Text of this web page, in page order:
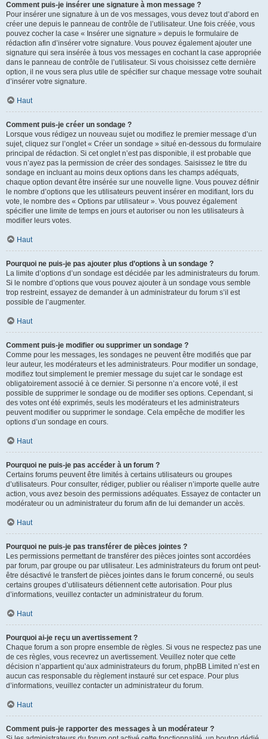
Comment puis-je insérer une signature à mon message ?
Pour insérer une signature à un de vos messages, vous devez tout d’abord en
créer une depuis le panneau de contrôle de l’utilisateur. Une fois créée, vous
pouvez cocher la case « Insérer une signature » depuis le formulaire de
rédaction afin d’insérer votre signature. Vous pouvez également ajouter une
signature qui sera insérée à tous vos messages en cochant la case appropriée
dans le panneau de contrôle de l’utilisateur. Si vous choisissez cette dernière
option, il ne vous sera plus utile de spécifier sur chaque message votre souhait
d’insérer votre signature.
Haut
Comment puis-je créer un sondage ?
Lorsque vous rédigez un nouveau sujet ou modifiez le premier message d’un
sujet, cliquez sur l’onglet « Créer un sondage » situé en-dessous du formulaire
principal de rédaction. Si cet onglet n’est pas disponible, il est probable que
vous n’ayez pas la permission de créer des sondages. Saisissez le titre du
sondage en incluant au moins deux options dans les champs adéquats,
chaque option devant être insérée sur une nouvelle ligne. Vous pouvez définir
le nombre d’options que les utilisateurs peuvent insérer en modifiant, lors du
vote, le nombre des « Options par utilisateur ». Vous pouvez également
spécifier une limite de temps en jours et autoriser ou non les utilisateurs à
modifier leurs votes.
Haut
Pourquoi ne puis-je pas ajouter plus d’options à un sondage ?
La limite d’options d’un sondage est décidée par les administrateurs du forum.
Si le nombre d’options que vous pouvez ajouter à un sondage vous semble
trop restreint, essayez de demander à un administrateur du forum s’il est
possible de l’augmenter.
Haut
Comment puis-je modifier ou supprimer un sondage ?
Comme pour les messages, les sondages ne peuvent être modifiés que par
leur auteur, les modérateurs et les administrateurs. Pour modifier un sondage,
modifiez tout simplement le premier message du sujet car le sondage est
obligatoirement associé à ce dernier. Si personne n’a encore voté, il est
possible de supprimer le sondage ou de modifier ses options. Cependant, si
des votes ont été exprimés, seuls les modérateurs et les administrateurs
peuvent modifier ou supprimer le sondage. Cela empêche de modifier les
options d’un sondage en cours.
Haut
Pourquoi ne puis-je pas accéder à un forum ?
Certains forums peuvent être limités à certains utilisateurs ou groupes
d’utilisateurs. Pour consulter, rédiger, publier ou réaliser n’importe quelle autre
action, vous avez besoin des permissions adéquates. Essayez de contacter un
modérateur ou un administrateur du forum afin de lui demander un accès.
Haut
Pourquoi ne puis-je pas transférer de pièces jointes ?
Les permissions permettant de transférer des pièces jointes sont accordées
par forum, par groupe ou par utilisateur. Les administrateurs du forum ont peut-
être désactivé le transfert de pièces jointes dans le forum concerné, ou seuls
certains groupes d’utilisateurs détiennent cette autorisation. Pour plus
d’informations, veuillez contacter un administrateur du forum.
Haut
Pourquoi ai-je reçu un avertissement ?
Chaque forum a son propre ensemble de règles. Si vous ne respectez pas une
de ces règles, vous recevrez un avertissement. Veuillez noter que cette
décision n’appartient qu’aux administrateurs du forum, phpBB Limited n’est en
aucun cas responsable du règlement instauré sur cet espace. Pour plus
d’informations, veuillez contacter un administrateur du forum.
Haut
Comment puis-je rapporter des messages à un modérateur ?